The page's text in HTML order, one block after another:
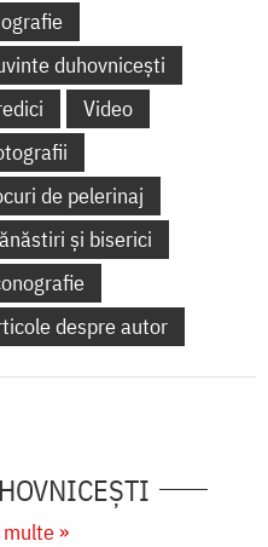
duhovnicești
Video
de pelerinaj
și biserici
despre autor
»